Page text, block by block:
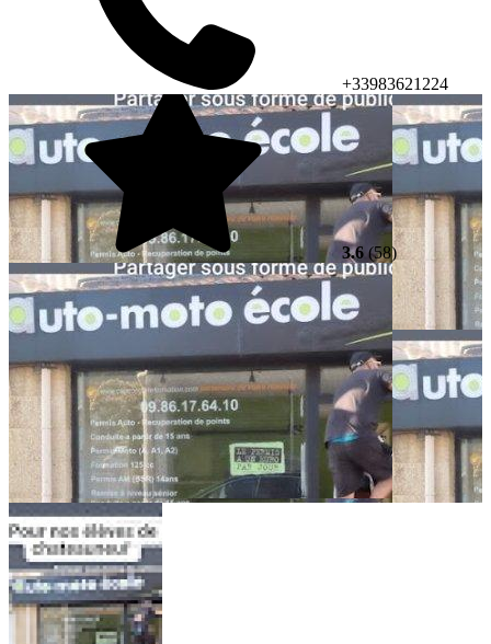
+33983621224
3.6 (58)